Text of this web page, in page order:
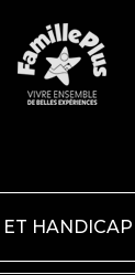
HANDICAP